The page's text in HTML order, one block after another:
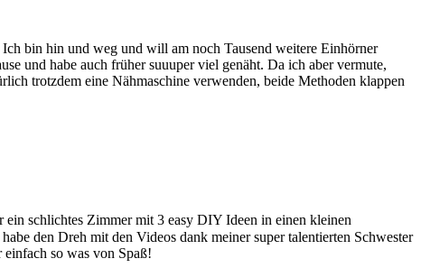
bin hin und weg und will am noch Tausend weitere Einhörner
und habe auch früher suuuper viel genäht. Da ich aber vermute,
trotzdem eine Nähmaschine verwenden, beide Methoden klappen
schlichtes Zimmer mit 3 easy DIY Ideen in einen kleinen
den Dreh mit den Videos dank meiner super talentierten Schwester
so was von Spaß!